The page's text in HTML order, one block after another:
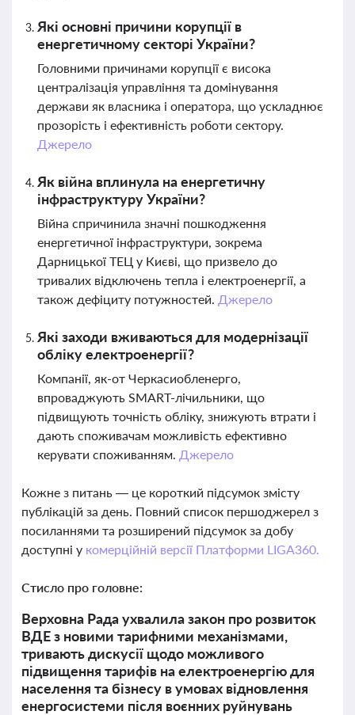
Які основні причини корупції в
енергетичному секторі України?
Головними причинами корупції є висока
централізація управління та домінування
держави як власника і оператора, що ускладнює
прозорість і ефективність роботи сектору.
Джерело
Як війна вплинула на енергетичну
інфраструктуру України?
Війна спричинила значні пошкодження
енергетичної інфраструктури, зокрема
Дарницької ТЕЦ у Києві, що призвело до
тривалих відключень тепла і електроенергії, а
також дефіциту потужностей. Джерело
Які заходи вживаються для модернізації
обліку електроенергії?
Компанії, як-от Черкасиобленерго,
впроваджують SMART-лічильники, що
підвищують точність обліку, знижують втрати і
дають споживачам можливість ефективно
керувати споживанням. Джерело
Кожне з питань — це короткий підсумок змісту
публікацій за день. Повний список першоджерел з
посиланнями та розширений підсумок за добу
доступні у комерційній версії Платформи LIGA360.
Стисло про головне:
Верховна Рада ухвалила закон про розвиток
ВДЕ з новими тарифними механізмами,
тривають дискусії щодо можливого
підвищення тарифів на електроенергію для
населення та бізнесу в умовах відновлення
енергосистеми після воєнних руйнувань